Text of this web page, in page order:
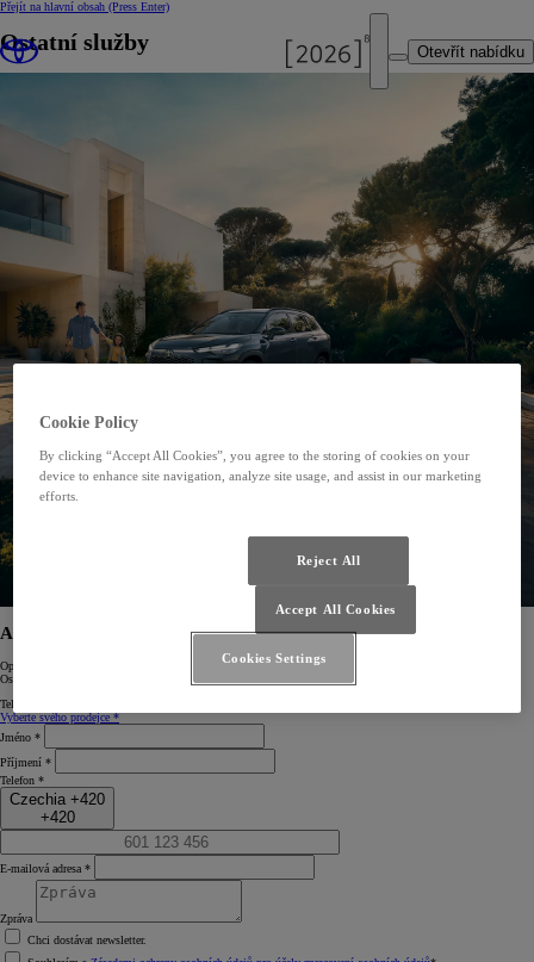
Přejít na hlavní obsah (Press Enter)
Otevřít nabídku
Ostatní služby
AUTOBOND GROUP a.s.
Opavská 798/4
Ostrava-Svinov
Tel:
Vyberte svého prodejce *
Jméno *
Příjmení *
Telefon *
Czechia +420
+420
E‑mailová adresa *
Zpráva
Chci dostávat newsletter.
Cookie Policy
By clicking “Accept All Cookies”, you agree to the storing of cookies on your
device to enhance site navigation, analyze site usage, and assist in our marketing
efforts.
Reject All
Accept All Cookies
Cookies Settings